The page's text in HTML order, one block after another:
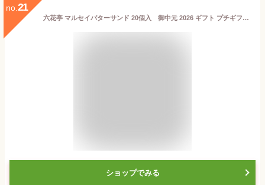
no. 21
六花亭 マルセイバターサンド 20個入 御中元 2026 ギフト プチギフト 北海道 お土産 スイーツ レーズンサンド お茶請け サンドクッキー 帯広 お菓子 洋菓子 誕生日 内祝い 個包装 退職 お祝い 転勤 お礼 お返し 御供 感謝 有名 定番
ショップでみる